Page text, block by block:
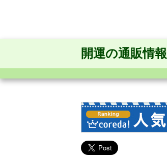
開運の通販情報